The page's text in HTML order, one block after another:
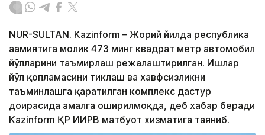
NUR-SULTAN. Kazinform – Жорий йилда республика
аҳамиятига молик 473 минг квадрат метр автомобил
йўлларини таъмирлаш режалаштирилган. Ишлар
йўл қопламасини тиклаш ва хавфсизликни
таъминлашга қаратилган комплекс дастур
доирасида амалга оширилмоқда, деб хабар беради
Kazinform ҚР ИИРВ матбуот хизматига таяниб.